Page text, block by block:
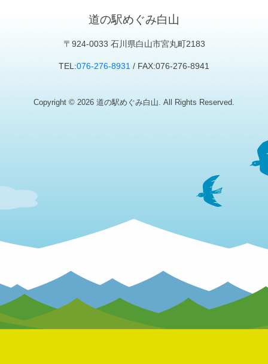
道の駅めぐみ白山
〒924-0033 石川県白山市宮丸町2183
TEL:076-276-8931 / FAX:076-276-8941
Copyright © 2026 道の駅めぐみ白山. All Rights Reserved.